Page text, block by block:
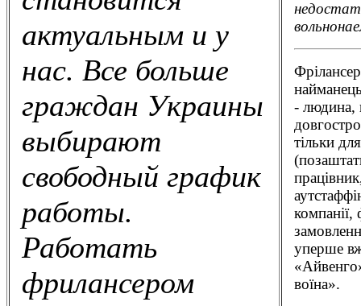
актуальным и у
нас. Все больше
граждан Украины
выбирают
свободный график
работы.
Работать
фрилансером
- людина,
тільки
уперше
воїна».